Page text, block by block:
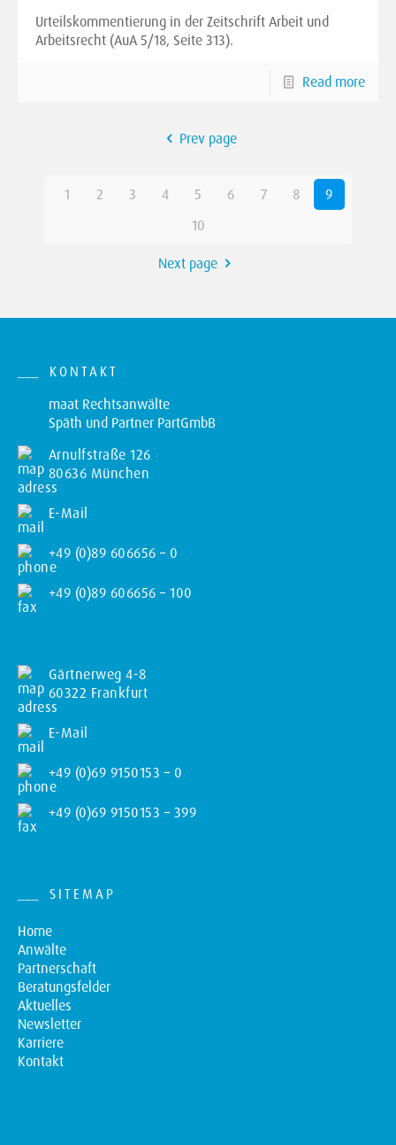
Urteilskommentierung in der Zeitschrift Arbeit und
Arbeitsrecht (AuA 5/18, Seite 313).
Read more
Prev page
1 2 3 4 5 6 7 8
9
10
Next page
KONTAKT
maat Rechtsanwälte
Späth und Partner PartGmbB
Arnulfstraße 126
80636 München
E-Mail
+49 (0)89 606656 – 0
+49 (0)89 606656 – 100
Gärtnerweg 4-8
60322 Frankfurt
E-Mail
+49 (0)69 9150153 – 0
+49 (0)69 9150153 – 399
SITEMAP
Home
Anwälte
Partnerschaft
Beratungsfelder
Aktuelles
Newsletter
Karriere
Kontakt